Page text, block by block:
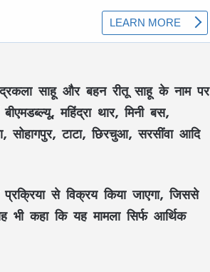
साहू और बहन रीतू साहू के नाम पर
महिंद्रा थार, मिनी बस,
टाटा, छिरचुआ, सरसींवा आदि
प्रक्रिया से विक्रय किया जाएगा, जिससे
भी कहा कि यह मामला सिर्फ आर्थिक
करे, लेकिन देश को बांटने के लिए नहीं
CM विष्णुदेव साय ने शुरू किया ‘मेरी बेटी–मेरा
अभिमान’ अभियान : हर गांव में बनेगा मुक्तिधाम,
सरगुजा से रामलला-बाबा विश्वनाथ के दर्शन को
निकले 850 श्रद्धालु: भारत गौरव ट्रेन को हरी
झंडी, बुजुर्ग बोले—‘सपना हुआ साकार’